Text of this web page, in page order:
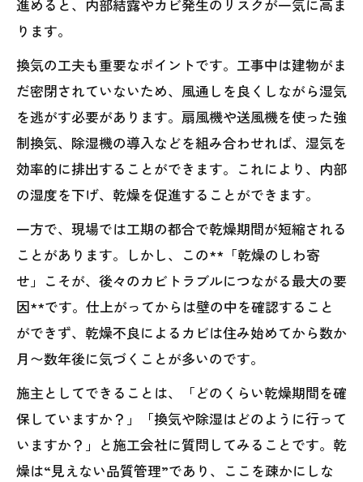
進めると、内部結露やカビ発生のリスクが一気に高ま
ります。
換気の工夫も重要なポイントです。工事中は建物がま
だ密閉されていないため、風通しを良くしながら湿気
を逃がす必要があります。扇風機や送風機を使った強
制換気、除湿機の導入などを組み合わせれば、湿気を
効率的に排出することができます。これにより、内部
の湿度を下げ、乾燥を促進することができます。
一方で、現場では工期の都合で乾燥期間が短縮される
ことがあります。しかし、この**「乾燥のしわ寄
せ」こそが、後々のカビトラブルにつながる最大の要
因**です。仕上がってからは壁の中を確認すること
ができず、乾燥不良によるカビは住み始めてから数か
月〜数年後に気づくことが多いのです。
施主としてできることは、「どのくらい乾燥期間を確
保していますか？」「換気や除湿はどのように行って
いますか？」と施工会社に質問してみることです。乾
燥は“見えない品質管理”であり、ここを疎かにしな